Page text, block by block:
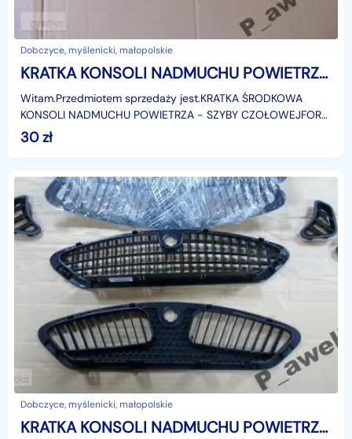
Dobczyce, myślenicki, małopolskie
KRATKA KONSOLI NADMUCHU POWIETRZA FORD GALAXY MK3 Ford Galaxy
Witam.Przedmiotem sprzedaży jest.KRATKA ŚRODKOWA
KONSOLI NADMUCHU POWIETRZA - SZYBY CZOŁOWEJFORD
GALAXY MK3Model: 2006-2015r.Zastosowanie:Ford Galaxy
MK3, od: 0
30zł
Dobczyce, myślenicki, małopolskie
KRATKA KONSOLI NADMUCHU POWIETRZA FORD MONDEO MK4 Ford Mondeo